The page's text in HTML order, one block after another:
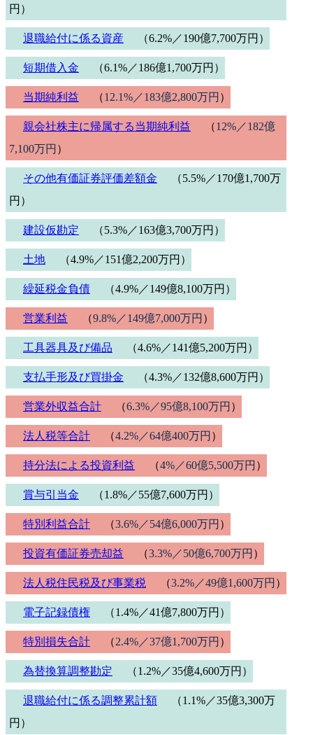
円）
退職給付に係る資産 （6.2%／190億7,700万円）
短期借入金 （6.1%／186億1,700万円）
当期純利益 （12.1%／183億2,800万円 ）
親会社株主に帰属する当期純利益 （12%／182億
7,100万円 ）
その他有価証券評価差額金
（5.5%／170億1,700万
円）
建設仮勘定 （5.3%／163億3,700万円）
土地 （4.9%／151億2,200万円）
繰延税金負債 （4.9%／149億8,100万円）
営業利益 （9.8%／149億7,000万円 ）
工具器具及び備品 （4.6%／141億5,200万円）
支払手形及び買掛金 （4.3%／132億8,600万円）
営業外収益合計 （6.3%／95億8,100万円 ）
法人税等合計 （4.2%／64億400万円 ）
持分法による投資利益 （4%／60億5,500万円 ）
賞与引当金 （1.8%／55億7,600万円）
特別利益合計 （3.6%／54億6,000万円 ）
投資有価証券売却益 （3.3%／50億6,700万円 ）
法人税住民税及び事業税 （3.2%／49億1,600万円 ）
電子記録債権 （1.4%／41億7,800万円）
特別損失合計 （2.4%／37億1,700万円 ）
為替換算調整勘定 （1.2%／35億4,600万円）
退職給付に係る調整累計額
（1.1%／35億3,300万
円）